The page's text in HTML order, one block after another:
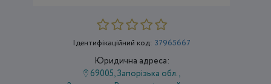
Ідентифікаційний код: 37965667
Юридична адреса:
69005, Запорізька обл.,